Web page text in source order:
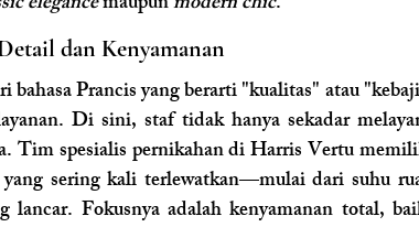
dan Kenyamanan
Prancis yang berarti "kualitas" atau
Di sini, staf tidak hanya sekadar
Tim spesialis pernikahan di Harris Vertu
sering kali terlewatkan—mulai dari suhu
lancar. Fokusnya adalah kenyamanan total,